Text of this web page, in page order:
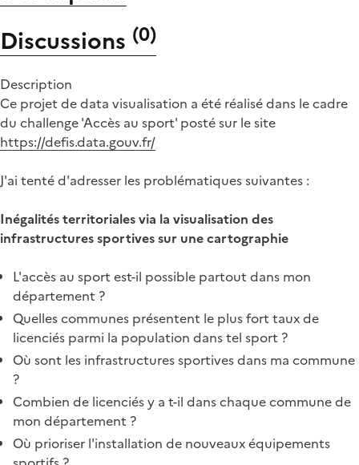
Discussions (0)
Description
Ce projet de data visualisation a été réalisé dans le cadre
du challenge 'Accès au sport' posté sur le site
https://defis.data.gouv.fr/
J'ai tenté d'adresser les problématiques suivantes :
Inégalités territoriales via la visualisation des
infrastructures sportives sur une cartographie
L'accès au sport est-il possible partout dans mon
département ?
Quelles communes présentent le plus fort taux de
licenciés parmi la population dans tel sport ?
Où sont les infrastructures sportives dans ma commune
?
Combien de licenciés y a t-il dans chaque commune de
mon département ?
Où prioriser l'installation de nouveaux équipements